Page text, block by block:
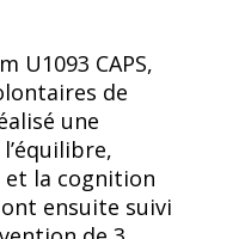
U1093 CAPS,
de
une
et la cognition
ensuite suivi